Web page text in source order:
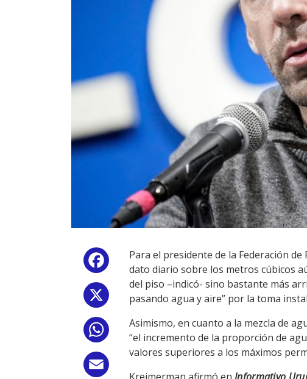
Facebook
WhatsApp
Para el presidente de la Federación de
dato diario sobre los metros cúbicos
del piso –indicó- sino bastante más
pasando agua y aire” por la toma
Asimismo, en cuanto a la mezcla de
“el incremento de la proporción de
valores superiores a los máximos